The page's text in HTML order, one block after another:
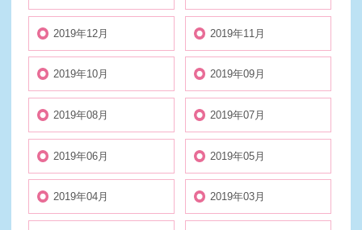
2019年12月 2019年11月
2019年10月 2019年09月
2019年08月 2019年07月
2019年06月 2019年05月
2019年04月 2019年03月